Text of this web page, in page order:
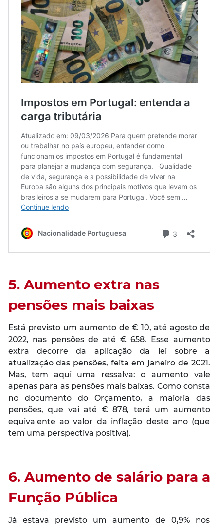
5. Aumento extra nas
pensões mais baixas
Está previsto um aumento de € 10, até agosto de
2022, nas pensões de até € 658. Esse aumento
extra decorre da aplicação da lei sobre a
atualização das pensões, feita em janeiro de 2021.
Mas, tem aqui uma ressalva: o aumento vale
apenas para as pensões mais baixas. Como consta
no documento do Orçamento, a maioria das
pensões, que vai até € 878, terá um aumento
equivalente ao valor da inflação deste ano (que
tem uma perspectiva positiva).
6. Aumento de salário para a
Função Pública
Já estava previsto um aumento de 0,9% nos